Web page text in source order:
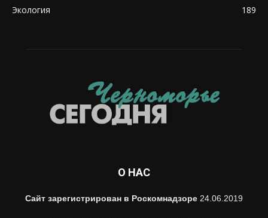
Экология
189
О НАС
Сайт зарегистрирован в Роскомнадзоре 24.06.2019